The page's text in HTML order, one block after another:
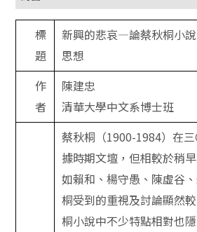
標
題
新興的悲哀—論蔡秋桐小
思想
作
者
陳建忠
清華大學中文系博士班
蔡秋桐（1900-1984）在
據時期文壇，但相較於稍
如賴和、楊守愚、陳虛谷
桐受到的重視及討論顯然
桐小說中不少特點相對也